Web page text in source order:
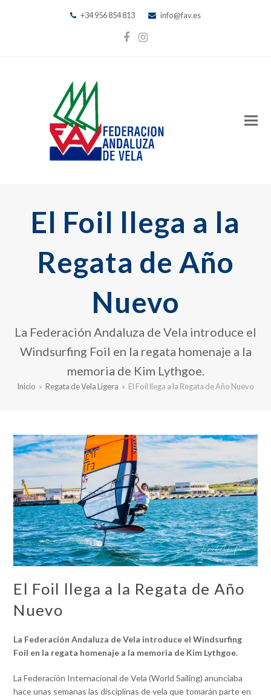
+34 956 854 813 info@fav.es
Facebook
Instagram
El Foil llega a la
Regata de Año
Nuevo
La Federación Andaluza de Vela introduce el
Windsurfing Foil en la regata homenaje a la
memoria de Kim Lythgoe.
Inicio » Regata de Vela Ligera » El Foil llega a la Regata de Año Nuevo
El Foil llega a la Regata de Año
Nuevo
La Federación Andaluza de Vela introduce el Windsurfing
Foil en la regata homenaje a la memoria de Kim Lythgoe.
La Federación Internacional de Vela (World Sailing) anunciaba
hace unas semanas las disciplinas de vela que tomarán parte en